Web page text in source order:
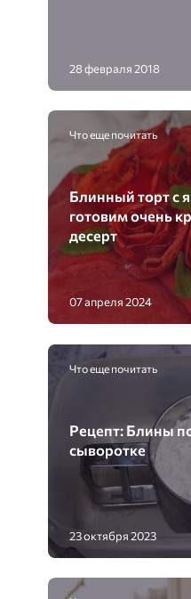
28 февраля 2018
Что еще почитать
Блинный торт с
готовим очень
десерт
07 апреля 2024
Что еще почитать
Рецепт: Блины
сыворотке
23 октября 2023